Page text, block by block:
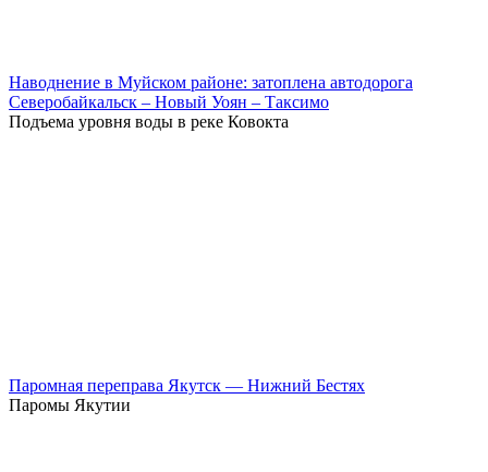
Наводнение в Муйском районе: затоплена автодорога
Северобайкальск – Новый Уоян – Таксимо
Подъема уровня воды в реке Ковокта
Паромная переправа Якутск — Нижний Бестях
Паромы Якутии